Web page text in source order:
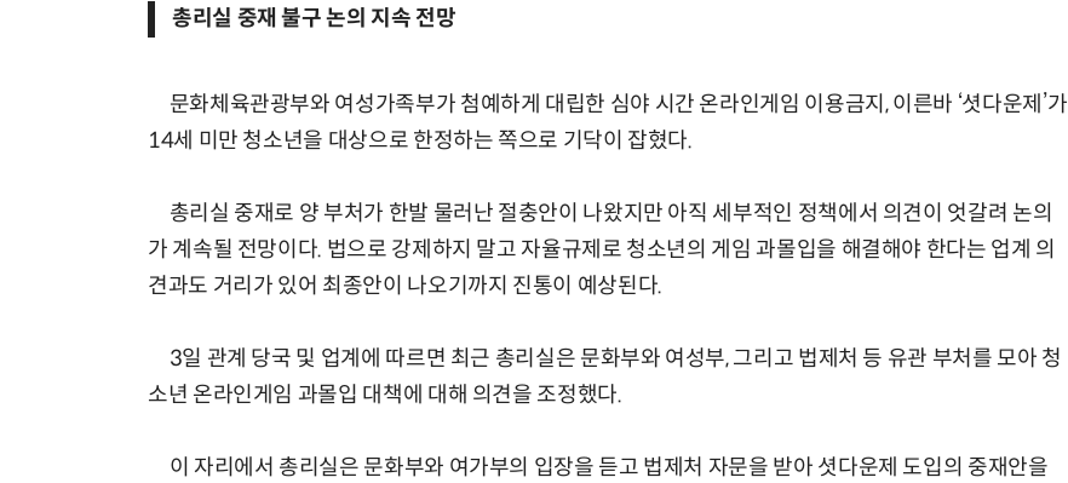
총리실 중재 불구 논의 지속 전망
문화체육관광부와 여성가족부가 첨예하게 대립한 심야 시간 온라인게임 이용금지, 이른바 ‘셧다운제’가
14세 미만 청소년을 대상으로 한정하는 쪽으로 기닥이 잡혔다.
총리실 중재로 양 부처가 한발 물러난 절충안이 나왔지만 아직 세부적인 정책에서 의견이 엇갈려 논의
가 계속될 전망이다. 법으로 강제하지 말고 자율규제로 청소년의 게임 과몰입을 해결해야 한다는 업계 의
견과도 거리가 있어 최종안이 나오기까지 진통이 예상된다.
3일 관계 당국 및 업계에 따르면 최근 총리실은 문화부와 여성부, 그리고 법제처 등 유관 부처를 모아 청
소년 온라인게임 과몰입 대책에 대해 의견을 조정했다.
이 자리에서 총리실은 문화부와 여가부의 입장을 듣고 법제처 자문을 받아 셧다운제 도입의 중재안을
10 [ET톡] 방미통위의 빈 의자